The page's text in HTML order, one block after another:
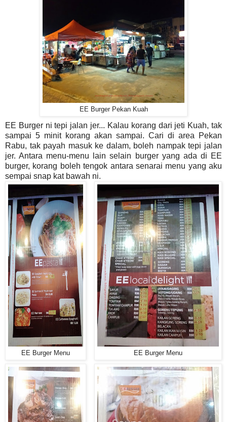
EE Burger Pekan Kuah
EE Burger ni tepi jalan jer... Kalau korang dari jeti Kuah, tak
sampai 5 minit korang akan sampai. Cari di area Pekan
Rabu, tak payah masuk ke dalam, boleh nampak tepi jalan
jer. Antara menu-menu lain selain burger yang ada di EE
burger, korang boleh tengok antara senarai menu yang aku
sempai snap kat bawah ni.
EE Burger Menu
EE Burger Menu